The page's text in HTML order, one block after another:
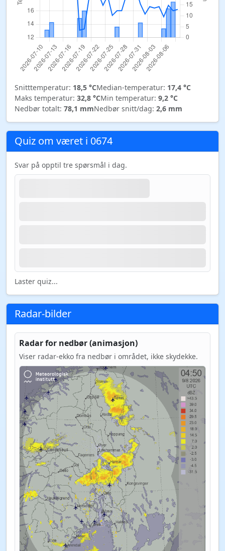
Snitttemperatur: 18,5 °CMedian-temperatur: 17,4 °C
Maks temperatur: 32,8 °CMin temperatur: 9,2 °C
Nedbør totalt: 78,1 mmNedbør snitt/dag: 2,6 mm
Quiz om været i 0674
Svar på opptil tre spørsmål i dag.
Laster quiz...
Radar-bilder
Radar for nedbør (animasjon)
Viser radar-ekko fra nedbør i området, ikke skydekke.